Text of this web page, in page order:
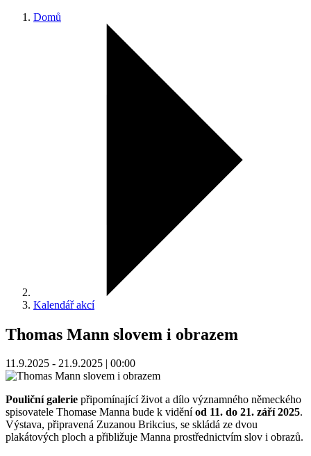
Domů
Kalendář akcí
Thomas Mann slovem i obrazem
11.9.2025 - 21.9.2025 | 00:00
Pouliční galerie připomínající život a dílo významného německého
spisovatele Thomase Manna bude k viděníod 11. do 21. září 2025.
Výstava, připravená Zuzanou Brikcius, se skládá ze dvou
plakátových ploch a přibližuje Manna prostřednictvím slov i obrazů.